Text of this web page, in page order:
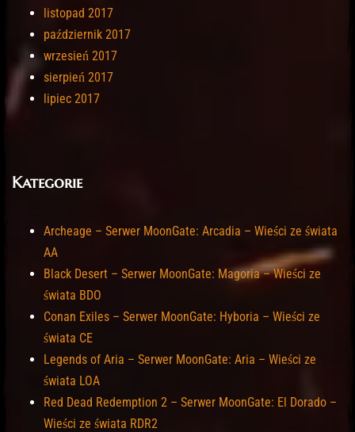
listopad 2017
październik 2017
wrzesień 2017
sierpień 2017
lipiec 2017
Kategorie
Archeage – Serwer MoonGate: Arcadia – Wieści ze świata
AA
Black Desert – Serwer MoonGate: Magoria – Wieści ze
świata BDO
Conan Exiles – Serwer MoonGate: Hyboria – Wieści ze
świata CE
Legends of Aria – Serwer MoonGate: Aria – Wieści ze
świata LOA
Red Dead Redemption 2 – Serwer MoonGate: El Dorado –
Wieści ze świata RDR2